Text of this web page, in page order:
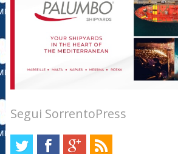
Segui SorrentoPress